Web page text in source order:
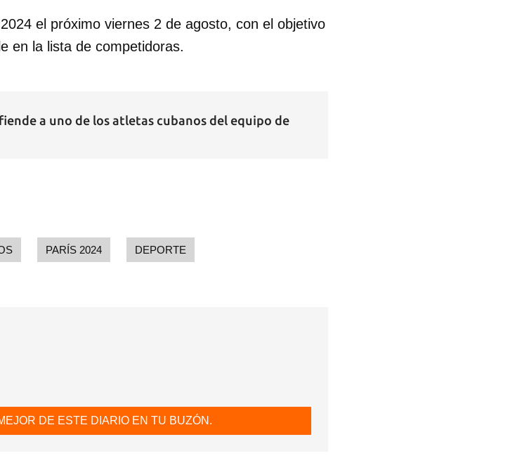
el próximo viernes 2 de agosto, con el objetivo
en la lista de competidoras.
a uno de los atletas cubanos del equipo de
PARÍS 2024 DEPORTE
DE ESTE DIARIO EN TU BUZÓN.